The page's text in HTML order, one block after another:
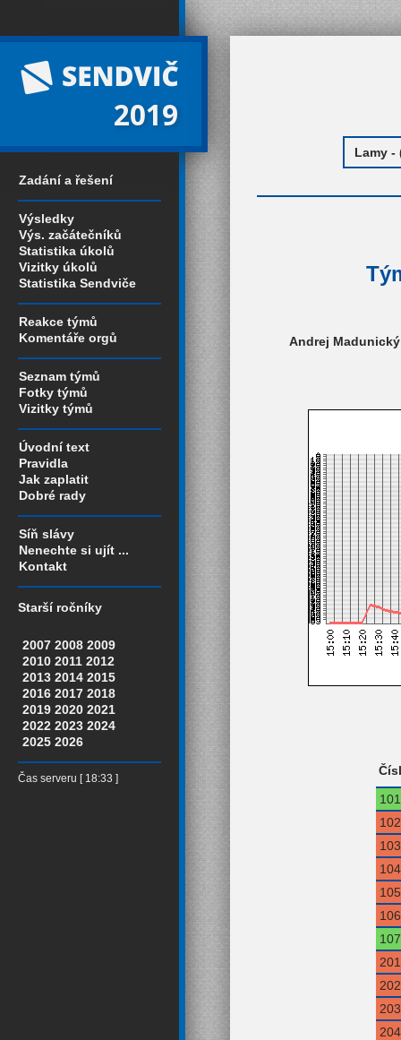
2019
Zadání a řešení
Výsledky
Výs. začátečníků
Statistika úkolů
Vizitky úkolů
Statistika Sendviče
Reakce týmů
Komentáře orgů
Seznam týmů
Fotky týmů
Vizitky týmů
Úvodní text
Pravidla
Jak zaplatit
Dobré rady
Síň slávy
Nenechte si ujít ...
Kontakt
Starší ročníky
2007 2008 2009
2010 2011 2012
2013 2014 2015
2016 2017 2018
2019 2020 2021
2022 2023 2024
2025 2026
Čas serveru [ 18:33 ]
Andrej
101
102
103
104
105
106
107
201
202
203
204